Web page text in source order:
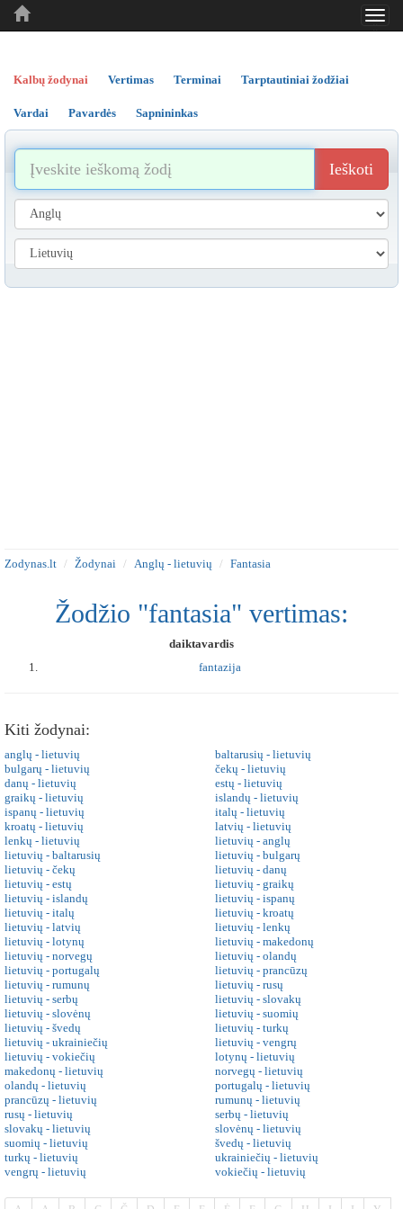
..
..
Kalbų žodynai Vertimas Terminai Tarptautiniai žodžiai
Vardai Pavardės Sapnininkas
Ieškoti
Zodynas.lt Žodynai Anglų - lietuvių Fantasia
Žodžio "fantasia" vertimas:
daiktavardis
fantazija
Kiti žodynai:
anglų - lietuvių
baltarusių - lietuvių
bulgarų - lietuvių
čekų - lietuvių
danų - lietuvių
estų - lietuvių
graikų - lietuvių
islandų - lietuvių
ispanų - lietuvių
italų - lietuvių
kroatų - lietuvių
latvių - lietuvių
lenkų - lietuvių
lietuvių - anglų
lietuvių - baltarusių
lietuvių - bulgarų
lietuvių - čekų
lietuvių - danų
lietuvių - estų
lietuvių - graikų
lietuvių - islandų
lietuvių - ispanų
lietuvių - italų
lietuvių - kroatų
lietuvių - latvių
lietuvių - lenkų
lietuvių - lotynų
lietuvių - makedonų
lietuvių - norvegų
lietuvių - olandų
lietuvių - portugalų
lietuvių - prancūzų
lietuvių - rumunų
lietuvių - rusų
lietuvių - serbų
lietuvių - slovakų
lietuvių - slovėnų
lietuvių - suomių
lietuvių - švedų
lietuvių - turkų
lietuvių - ukrainiečių
lietuvių - vengrų
lietuvių - vokiečių
lotynų - lietuvių
makedonų - lietuvių
norvegų - lietuvių
olandų - lietuvių
portugalų - lietuvių
prancūzų - lietuvių
rumunų - lietuvių
rusų - lietuvių
serbų - lietuvių
slovakų - lietuvių
slovėnų - lietuvių
suomių - lietuvių
švedų - lietuvių
turkų - lietuvių
ukrainiečių - lietuvių
vengrų - lietuvių
vokiečių - lietuvių